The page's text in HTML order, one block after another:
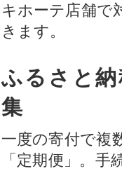
キホーテ店舗で
きます。
ふるさと
集
一度の寄付で複
「定期便」。